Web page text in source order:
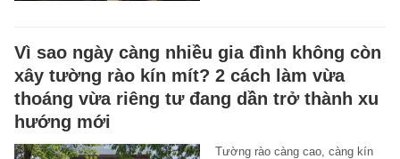
Vì sao ngày càng nhiều gia đình không còn
xây tường rào kín mít? 2 cách làm vừa
thoáng vừa riêng tư đang dần trở thành xu
hướng mới
Tường rào càng cao, càng kín